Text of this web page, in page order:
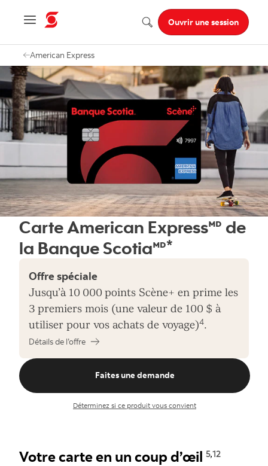
Navigation menu
Recherche
Ouvrir une session
American Express
Carte American Express🅫 de
la Banque Scotia🅫*
Offre spéciale
Jusqu’à 10 000 points Scène+ en prime les
3 premiers mois (une valeur de 100 $ à
utiliser pour vos achats de voyage)4.
Détails de l’offre
Faites une demande
Déterminez si ce produit vous convient
Votre carte en un coup d’œil 5,12